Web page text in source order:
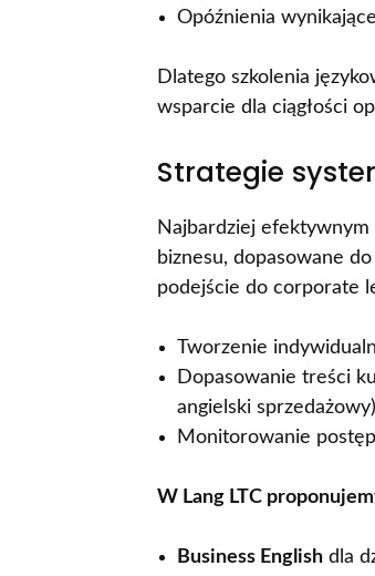
Opóźnienia
Dlatego szkolenia
wsparcie dla ciągłości
Strategie
Najbardziej
biznesu, dopasowane
podejście do corporate
Tworzenie
Dopasowanie treści
angielski
Monitorowanie
W Lang LTC
Business English dla